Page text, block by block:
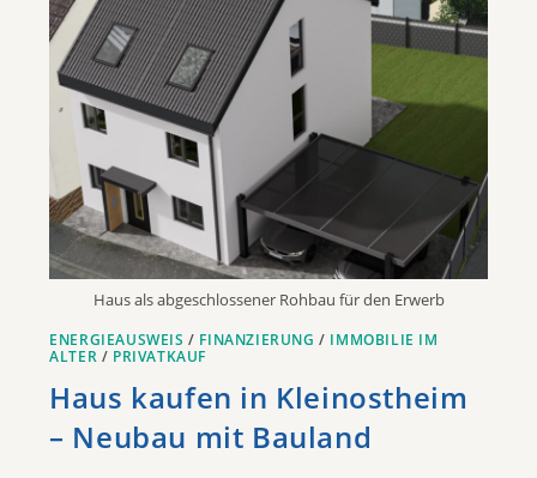
Haus als abgeschlossener Rohbau für den Erwerb
ENERGIEAUSWEIS / FINANZIERUNG / IMMOBILIE IM
ALTER / PRIVATKAUF
Haus kaufen in Kleinostheim
– Neubau mit Bauland